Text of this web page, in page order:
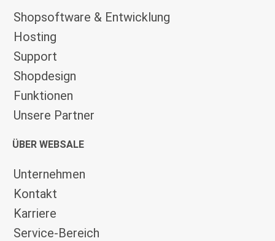
Shopsoftware & Entwicklung
Hosting
Support
Shopdesign
Funktionen
Unsere Partner
ÜBER WEBSALE
Unternehmen
Kontakt
Karriere
Service-Bereich